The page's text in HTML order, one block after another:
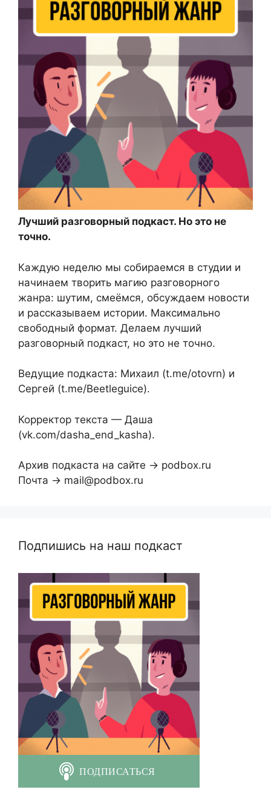
Лучший разговорный подкаст. Но это не
точно.
Каждую неделю мы собираемся в студии и
начинаем творить магию разговорного
жанра: шутим, смеёмся, обсуждаем новости
и рассказываем истории. Максимально
свободный формат. Делаем лучший
разговорный подкаст, но это не точно.
Ведущие подкаста: Михаил (t.me/otovrn) и
Сергей (t.me/Beetleguice).
Корректор текста — Даша
(vk.com/dasha_end_kasha).
Архив подкаста на сайте → podbox.ru
Почта → mail@podbox.ru
Подпишись на наш подкаст